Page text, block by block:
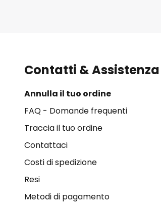
Contatti & Assistenza
Annulla il tuo ordine
FAQ - Domande frequenti
Traccia il tuo ordine
Contattaci
Costi di spedizione
Resi
Metodi di pagamento